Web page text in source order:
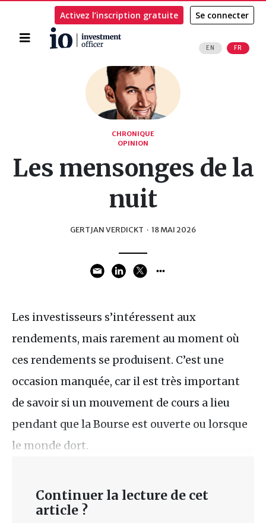
Accueil
EN FR
Activez l’inscription gratuite Se connecter
CHRONIQUE
OPINION
Les mensonges de la
nuit
GERTJAN VERDICKT · 18 MAI 2026
Les investisseurs s’intéressent aux
rendements, mais rarement au moment où
ces rendements se produisent. C’est une
occasion manquée, car il est très important
de savoir si un mouvement de cours a lieu
pendant que la Bourse est ouverte ou lorsque
le monde dort.
Continuer la lecture de cet
article ?